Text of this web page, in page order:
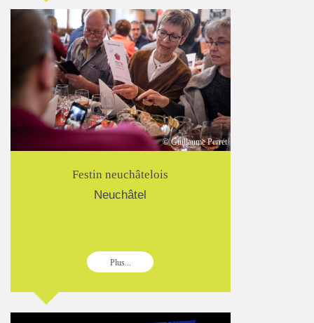
© Guillaume Perret
Festin neuchâtelois
Neuchâtel
Plus...